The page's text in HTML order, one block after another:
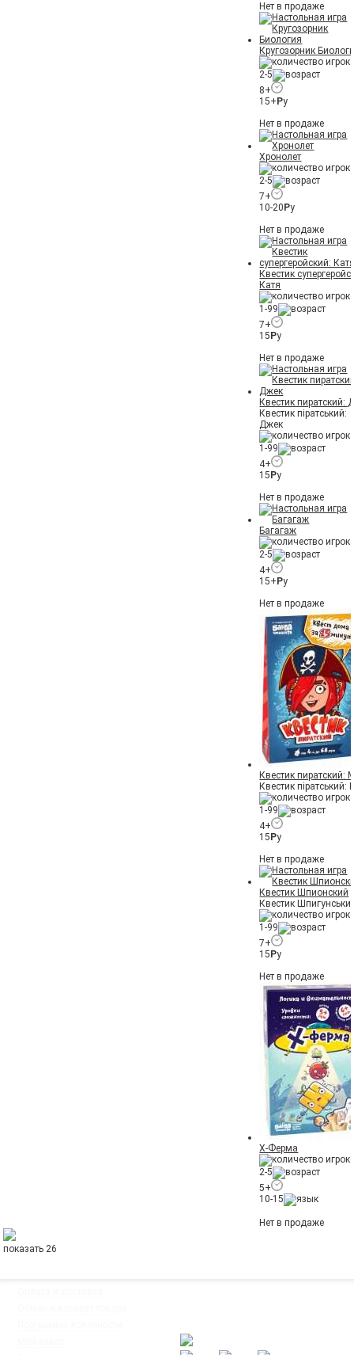
Нет в продаже
Кругозорник
2-5
8+
15+ Ру
Нет в продаже
Хронолет
2-5
7+
10-20 Ру
Нет в продаже
Квестик
Катя
1-99
7+
15 Ру
Нет в продаже
Квестик пиратский:
Квестик піратський:
Джек
1-99
4+
15 Ру
Нет в продаже
Багагаж
2-5
4+
15+ Ру
Нет в продаже
Квестик пиратский:
Квестик піратський:
1-99
4+
15 Ру
Нет в продаже
Квестик Шпионский
Квестик
1-99
7+
15 Ру
Нет в продаже
Х-Ферма
2-5
5+
10-15
Нет в продаже
показать 26